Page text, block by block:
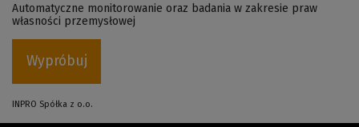
Automatyczne monitorowanie oraz badania w zakresie praw
własności przemysłowej
Wypróbuj
INPRO Spółka z o.o.